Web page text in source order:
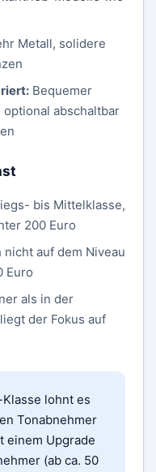
Metall, solidere
Bequemer
abschaltbar
bis Mittelklasse,
200 Euro
auf dem Niveau
Euro
als in der
der Fokus auf
lohnt es
Tonabnehmer
einem Upgrade
(ab ca. 50